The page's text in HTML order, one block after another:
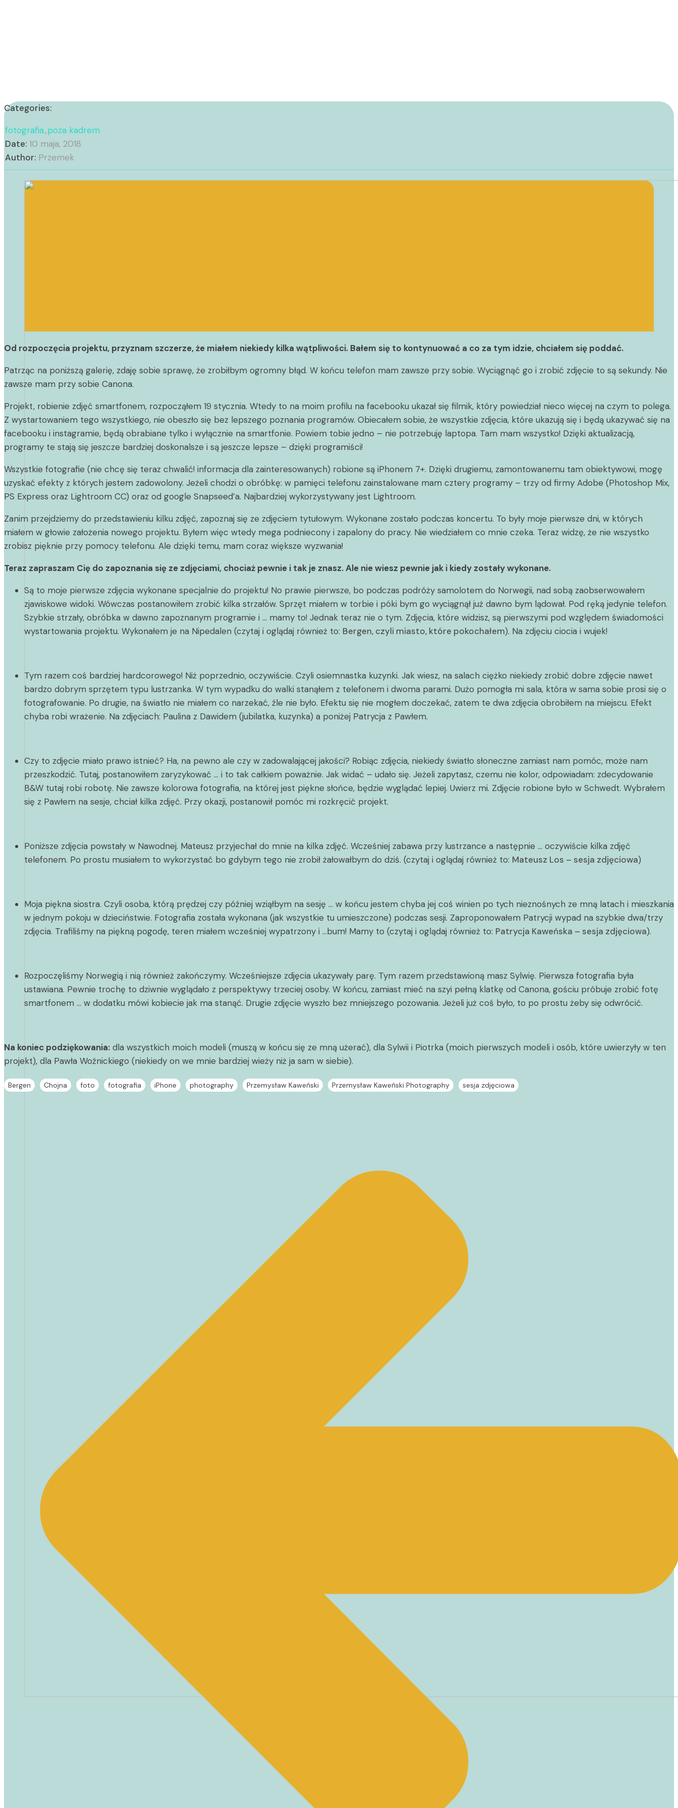
Categories:
fotografia, poza kadrem
Date: 10 maja, 2018
Author: Przemek
Od rozpoczęcia projektu, przyznam szczerze, że miałem niekiedy kilka wątpliwości. Bałem się to kontynuować a co za tym idzie, chciałem się poddać.
Patrząc na poniższą galerię, zdaję sobie sprawę, że zrobiłbym ogromny błąd. W końcu telefon mam zawsze przy sobie. Wyciągnąć go i zrobić zdjęcie to są sekundy. Nie
zawsze mam przy sobie Canona.
Projekt, robienie zdjęć smartfonem, rozpocząłem 19 stycznia. Wtedy to na moim profilu na facebooku ukazał się filmik, który powiedział nieco więcej na czym to polega.
Z wystartowaniem tego wszystkiego, nie obeszło się bez lepszego poznania programów. Obiecałem sobie, że wszystkie zdjęcia, które ukazują się i będą ukazywać się na
facebooku i instagramie, będą obrabiane tylko i wyłącznie na smartfonie. Powiem tobie jedno – nie potrzebuję laptopa. Tam mam wszystko! Dzięki aktualizacją,
programy te stają się jeszcze bardziej doskonalsze i są jeszcze lepsze – dzięki programiści!
Wszystkie fotografie (nie chcę się teraz chwalić! informacja dla zainteresowanych) robione są iPhonem 7+. Dzięki drugiemu, zamontowanemu tam obiektywowi, mogę
uzyskać efekty z których jestem zadowolony. Jeżeli chodzi o obróbkę: w pamięci telefonu zainstalowane mam cztery programy – trzy od firmy Adobe (Photoshop Mix,
PS Express oraz Lightroom CC) oraz od google Snapseed’a. Najbardziej wykorzystywany jest Lightroom.
Zanim przejdziemy do przedstawieniu kilku zdjęć, zapoznaj się ze zdjęciem tytułowym. Wykonane zostało podczas koncertu. To były moje pierwsze dni, w których
miałem w głowie założenia nowego projektu. Byłem więc wtedy mega podniecony i zapalony do pracy. Nie wiedziałem co mnie czeka. Teraz widzę, że nie wszystko
zrobisz pięknie przy pomocy telefonu. Ale dzięki temu, mam coraz większe wyzwania!
Teraz zapraszam Cię do zapoznania się ze zdjęciami, chociaż pewnie i tak je znasz. Ale nie wiesz pewnie jak i kiedy zostały wykonane.
Są to moje pierwsze zdjęcia wykonane specjalnie do projektu! No prawie pierwsze, bo podczas podróży samolotem do Norwegii, nad sobą zaobserwowałem
zjawiskowe widoki. Wówczas postanowiłem zrobić kilka strzałów. Sprzęt miałem w torbie i póki bym go wyciągnął już dawno bym lądował. Pod ręką jedynie telefon.
Szybkie strzały, obróbka w dawno zapoznanym programie i … mamy to! Jednak teraz nie o tym. Zdjęcia, które widzisz, są pierwszymi pod względem świadomości
wystartowania projektu. Wykonałem je na Nipedalen (czytaj i oglądaj również to: Bergen, czyli miasto, które pokochałem). Na zdjęciu ciocia i wujek!
Tym razem coś bardziej hardcorowego! Niż poprzednio, oczywiście. Czyli osiemnastka kuzynki. Jak wiesz, na salach ciężko niekiedy zrobić dobre zdjęcie nawet
bardzo dobrym sprzętem typu lustrzanka. W tym wypadku do walki stanąłem z telefonem i dwoma parami. Dużo pomogła mi sala, która w sama sobie prosi się o
fotografowanie. Po drugie, na światło nie miałem co narzekać, źle nie było. Efektu się nie mogłem doczekać, zatem te dwa zdjęcia obrobiłem na miejscu. Efekt
chyba robi wrażenie. Na zdjęciach: Paulina z Dawidem (jubilatka, kuzynka) a poniżej Patrycja z Pawłem.
Czy to zdjęcie miało prawo istnieć? Ha, na pewno ale czy w zadowalającej jakości? Robiąc zdjęcia, niekiedy światło słoneczne zamiast nam pomóc, może nam
przeszkodzić. Tutaj, postanowiłem zaryzykować … i to tak całkiem poważnie. Jak widać – udało się. Jeżeli zapytasz, czemu nie kolor, odpowiadam: zdecydowanie
B&W tutaj robi robotę. Nie zawsze kolorowa fotografia, na której jest piękne słońce, będzie wyglądać lepiej. Uwierz mi. Zdjęcie robione było w Schwedt. Wybrałem
się z Pawłem na sesje, chciał kilka zdjęć. Przy okazji, postanowił pomóc mi rozkręcić projekt.
Poniższe zdjęcia powstały w Nawodnej. Mateusz przyjechał do mnie na kilka zdjęć. Wcześniej zabawa przy lustrzance a następnie … oczywiście kilka zdjęć
telefonem. Po prostu musiałem to wykorzystać bo gdybym tego nie zrobił żałowałbym do dziś. (czytaj i oglądaj również to: Mateusz Los – sesja zdjęciowa)
Moja piękna siostra. Czyli osoba, którą prędzej czy później wziąłbym na sesję … w końcu jestem chyba jej coś winien po tych nieznośnych ze mną latach i mieszkania
w jednym pokoju w dzieciństwie. Fotografia została wykonana (jak wszystkie tu umieszczone) podczas sesji. Zaproponowałem Patrycji wypad na szybkie dwa/trzy
zdjęcia. Trafiliśmy na piękną pogodę, teren miałem wcześniej wypatrzony i …bum! Mamy to (czytaj i oglądaj również to: Patrycja Kaweńska – sesja zdjęciowa).
Rozpoczęliśmy Norwegią i nią również zakończymy. Wcześniejsze zdjęcia ukazywały parę. Tym razem przedstawioną masz Sylwię. Pierwsza fotografia była
ustawiana. Pewnie trochę to dziwnie wyglądało z perspektywy trzeciej osoby. W końcu, zamiast mieć na szyi pełną klatkę od Canona, gościu próbuje zrobić fotę
smartfonem … w dodatku mówi kobiecie jak ma stanąć. Drugie zdjęcie wyszło bez mniejszego pozowania. Jeżeli już coś było, to po prostu żeby się odwrócić.
Na koniec podziękowania: dla wszystkich moich modeli (muszą w końcu się ze mną użerać), dla Sylwii i Piotrka (moich pierwszych modeli i osób, które uwierzyły w ten
projekt), dla Pawła Woźnickiego (niekiedy on we mnie bardziej wieży niż ja sam w siebie).
Bergen Chojna foto fotografia iPhone photography Przemysław Kaweński Przemysław Kaweński Photography sesja zdjęciowa